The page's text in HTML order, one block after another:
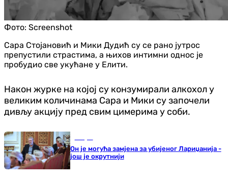
Фото: Screenshot
Сара Стојановић и Мики Дудић су се рано јутрос
препустили страстима, а њихов интимни однос је
пробудио све укућане у Елити.
Након журке на којој су конзумирали алкохол у
великим количинама Сара и Мики су започели
дивљу акцију пред свим цимерима у соби.
Он је могућа замјена за убијеног Лариџанија -
још је окрутнији